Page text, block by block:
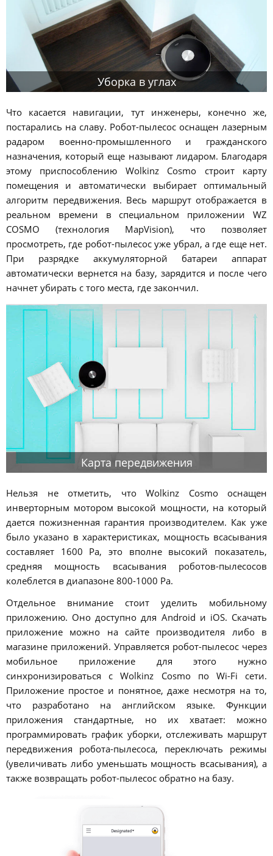
Уборка в углах
Что касается навигации, тут инженеры, конечно же,
постарались на славу. Робот-пылесос оснащен лазерным
радаром военно-промышленного и гражданского
назначения, который еще называют лидаром. Благодаря
этому приспособлению Wolkinz Cosmo строит карту
помещения и автоматически выбирает оптимальный
алгоритм передвижения. Весь маршрут отображается в
реальном времени в специальном приложении WZ
COSMO (технология MapVision), что позволяет
просмотреть, где робот-пылесос уже убрал, а где еще нет.
При разрядке аккумуляторной батареи аппарат
автоматически вернется на базу, зарядится и после чего
начнет убирать с того места, где закончил.
Карта передвижения
Нельзя не отметить, что Wolkinz Cosmo оснащен
инверторным мотором высокой мощности, на который
дается пожизненная гарантия производителем. Как уже
было указано в характеристиках, мощность всасывания
составляет 1600 Pa, это вполне высокий показатель,
средняя мощность всасывания роботов-пылесосов
колеблется в диапазоне 800-1000 Pa.
Отдельное внимание стоит уделить мобильному
приложению. Оно доступно для Android и iOS. Скачать
приложение можно на сайте производителя либо в
магазине приложений. Управляется робот-пылесос через
мобильное приложение для этого нужно
синхронизироваться с Wolkinz Cosmo по Wi-Fi сети.
Приложение простое и понятное, даже несмотря на то,
что разработано на английском языке. Функции
приложения стандартные, но их хватает: можно
программировать график уборки, отслеживать маршрут
передвижения робота-пылесоса, переключать режимы
(увеличивать либо уменьшать мощность всасывания), а
также возвращать робот-пылесос обратно на базу.